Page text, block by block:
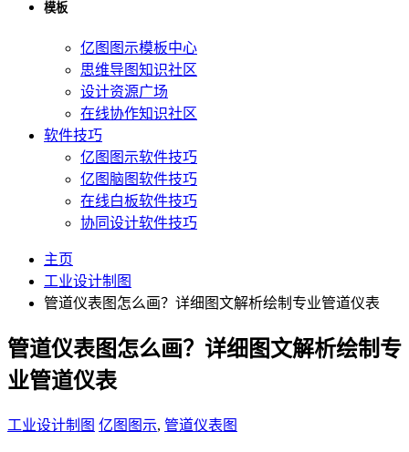
模板
亿图图示模板中心
思维导图知识社区
设计资源广场
在线协作知识社区
软件技巧
亿图图示软件技巧
亿图脑图软件技巧
在线白板软件技巧
协同设计软件技巧
主页
工业设计制图
管道仪表图怎么画？详细图文解析绘制专业管道仪表
管道仪表图怎么画？详细图文解析绘制专
业管道仪表
工业设计制图 亿图图示, 管道仪表图